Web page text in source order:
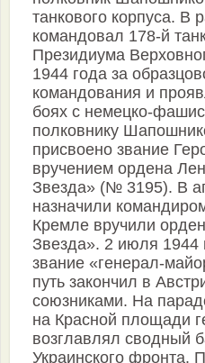
танкового корпуса. В
командовал 178-й
Президиума
1944 года за
командования и
боях с немецко-
полковнику
присвоено звание
вручением ордена
Звезда» (№ 3195). В
назначили
Кремле вручили
Звезда». 2 июля 1944
звание «генерал-
путь закончил в
союзниками. На
на Красной площади
возглавлял сводный
Украинского фронта.